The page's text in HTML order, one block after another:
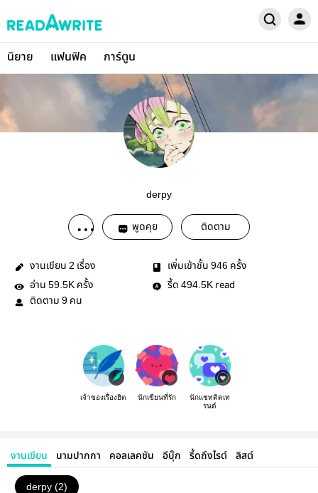
นิยาย แฟนฟิค การ์ตูน
derpy
พูดคุย ติดตาม
งานเขียน 2 เรื่อง เพิ่มเข้าชั้น 946 ครั้ง
อ่าน 59.5K ครั้ง รี้ด 494.5K read
ติดตาม 9 คน
เจ้าของเรื่องฮิต นักเขียนที่รัก
นักแชทติดเท
รนด์
งานเขียน นามปากกา คอลเลคชัน อีบุ๊ก รี้ดถึงไรต์ ลิสต์
derpy (2)